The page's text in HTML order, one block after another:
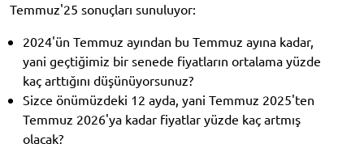
Temmuz'25 sonuçları sunuluyor:
2024'ün Temmuz ayından bu Temmuz ayına kadar,
yani geçtiğimiz bir senede fiyatların ortalama yüzde
kaç arttığını düşünüyorsunuz?
Sizce önümüzdeki 12 ayda, yani Temmuz 2025'ten
Temmuz 2026'ya kadar fiyatlar yüzde kaç artmış
olacak?